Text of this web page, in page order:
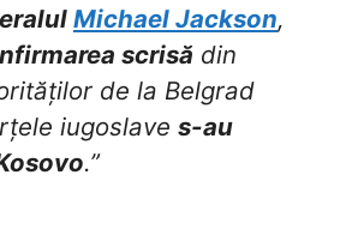
Michael Jackson,
scrisă din
de la Belgrad
iugoslave s-au
.”